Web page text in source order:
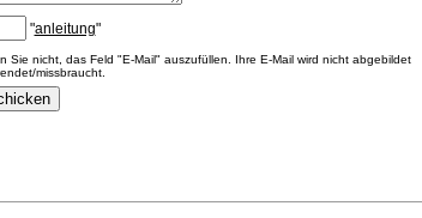
"anleitung"
nicht, das Feld "E-Mail" auszufüllen. Ihre E-Mail wird nicht abgebildet
missbraucht.